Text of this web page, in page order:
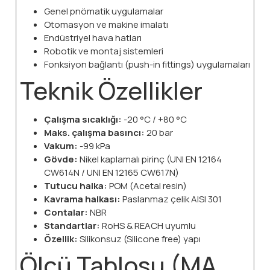
Genel pnömatik uygulamalar
Otomasyon ve makine imalatı
Endüstriyel hava hatları
Robotik ve montaj sistemleri
Fonksiyon bağlantı (push-in fittings) uygulamaları
Teknik Özellikler
Çalışma sıcaklığı: -20 °C / +80 °C
Maks. çalışma basıncı: 20 bar
Vakum: -99 kPa
Gövde: Nikel kaplamalı pirinç (UNI EN 12164
CW614N / UNI EN 12165 CW617N)
Tutucu halka: POM (Acetal resin)
Kavrama halkası: Paslanmaz çelik AISI 301
Contalar: NBR
Standartlar: RoHS & REACH uyumlu
Özellik: Silikonsuz (Silicone free) yapı